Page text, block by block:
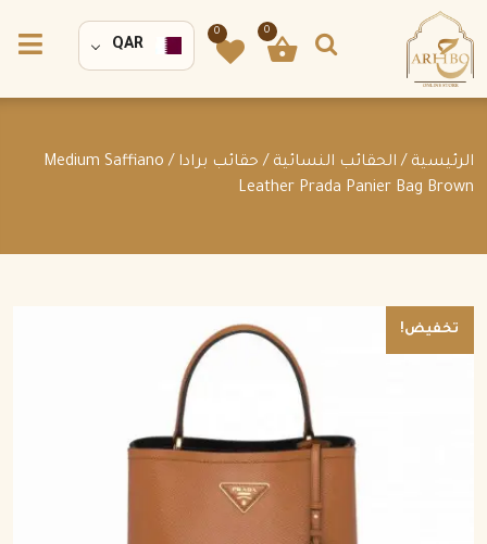
0
0
QAR
الرئيسية / الحقائب النسائية / حقائب برادا
/ Medium Saffiano
Leather Prada Panier Bag Brown
تخفيض!